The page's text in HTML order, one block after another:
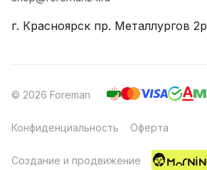
г. Красноярск пр. Металлургов 2р
© 2026 Foreman
Конфиденциальность Оферта
Создание и продвижение